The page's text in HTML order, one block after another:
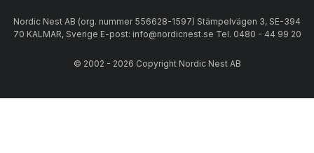
Nordic Nest AB (org. nummer 556628-1597) Stämpelvägen 3, SE-394
70 KALMAR, Sverige E-post: info@nordicnest.se Tel. 0480 - 44 99 20
© 2002 - 2026 Copyright Nordic Nest AB